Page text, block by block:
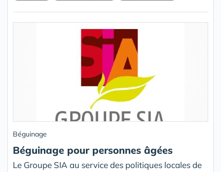
Béguinage
Béguinage pour personnes âgées
Le Groupe SIA au service des politiques locales de